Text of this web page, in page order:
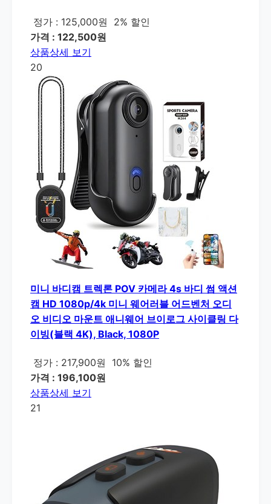
정가 : 125,000원
2% 할인
가격 : 122,500원
상품상세 보기
20
미니 바디캠 트렉론 POV 카메라 4s 바디 썸 액션
캠 HD 1080p/4k 미니 웨어러블 어드벤처 오디
오 비디오 마운트 애니웨어 브이로그 사이클링 다
이빙(블랙 4K), Black, 1080P
정가 : 217,900원
10% 할인
가격 : 196,100원
상품상세 보기
21